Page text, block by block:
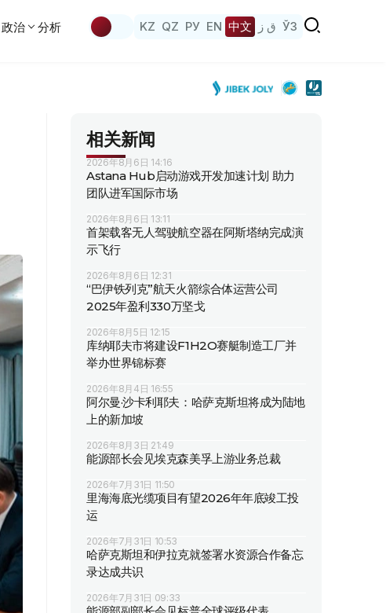
政治 分析 KZ QZ РУ EN 中文 ق ز ЎЗ
相关新闻
2026年8月6日 14:16
Astana Hub启动游戏开发加速计划 助力
团队进军国际市场
2026年8月6日 13:11
首架载客无人驾驶航空器在阿斯塔纳完成演
示飞行
2026年8月6日 12:31
“巴伊铁列克”航天火箭综合体运营公司
2025年盈利330万坚戈
2026年8月5日 12:15
库纳耶夫市将建设F1H2O赛艇制造工厂并
举办世界锦标赛
2026年8月4日 16:55
阿尔曼·沙卡利耶夫：哈萨克斯坦将成为陆地
上的新加坡
2026年8月3日 21:49
能源部长会见埃克森美孚上游业务总裁
2026年7月31日 11:50
里海海底光缆项目有望2026年年底竣工投
运
2026年7月31日 10:53
哈萨克斯坦和伊拉克就签署水资源合作备忘
录达成共识
2026年7月31日 09:33